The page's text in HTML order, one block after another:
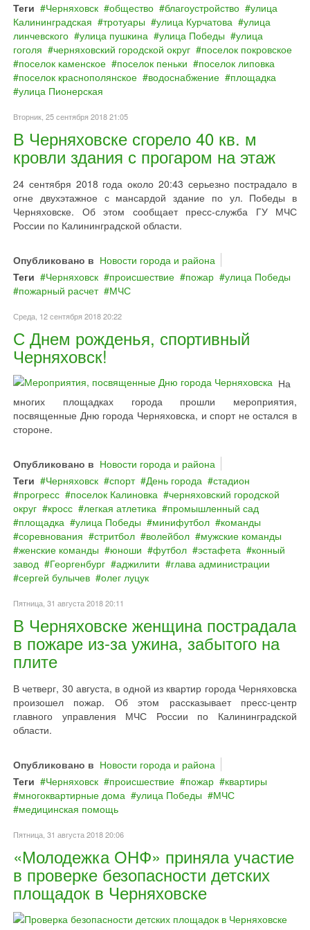
Теги
Черняховск общество благоустройство
улица
Калининградская
тротуары улица Курчатова
улица
линчевского
улица пушкина улица Победы
улица
гоголя
черняховский городской округ
поселок покровское
поселок каменское
поселок пеньки
поселок липовка
поселок краснополянское
водоснабжение
площадка
улица Пионерская
Вторник, 25 сентября 2018 21:05
В Черняховске сгорело 40 кв. м
кровли здания с прогаром на этаж
24 сентября 2018 года около 20:43 серьезно пострадало в
огне двухэтажное с мансардой здание по ул. Победы в
Черняховске. Об этом сообщает пресс-служба ГУ МЧС
России по Калининградской области.
Опубликовано в Новости города и района
Теги
Черняховск происшествие пожар
улица Победы
пожарный расчет
МЧС
Среда, 12 сентября 2018 20:22
С Днем рожденья, спортивный
Черняховск!
На
многих площадках города прошли мероприятия,
посвященные Дню города Черняховска, и спорт не остался в
стороне.
Опубликовано в Новости города и района
Теги
Черняховск спорт День города
стадион
прогресс
поселок Калиновка
черняховский городской
округ
кросс легкая атлетика
промышленный сад
площадка
улица Победы минифутбол
команды
соревнования
стритбол волейбол
мужские команды
женские команды
юноши футбол эстафета
конный
завод
Георгенбург аджилити
глава администрации
сергей булычев
олег луцук
Пятница, 31 августа 2018 20:11
В Черняховске женщина пострадала
в пожаре из-за ужина, забытого на
плите
В четверг, 30 августа, в одной из квартир города Черняховска
произошел пожар. Об этом рассказывает пресс-центр
главного управления МЧС России по Калининградской
области.
Опубликовано в Новости города и района
Теги
Черняховск происшествие пожар
квартиры
многоквартирные дома
улица Победы
МЧС
медицинская помощь
Пятница, 31 августа 2018 20:06
«Молодежка ОНФ» приняла участие
в проверке безопасности детских
площадок в Черняховске